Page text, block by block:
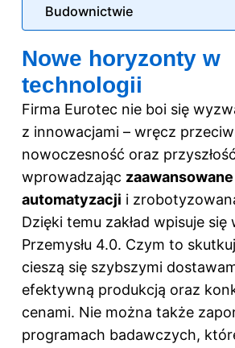
Budownictwie
Nowe horyzonty w
technologii
Firma Eurotec nie boi się
z innowacjami – wręcz
nowoczesność oraz
wprowadzając
automatyzacji i
Dzięki temu zakład wpisuje się
Przemysłu 4.0. Czym to
cieszą się szybszymi
efektywną produkcją oraz
cenami. Nie można także
programach badawczych,